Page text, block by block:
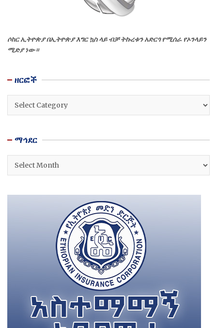
ሶከር ኢትዮጵያ በኢትዮጵያ እግር ኳስ ላይ ብቻ ትኩረቱን አድርጎ የሚሰራ የኦንላይን
ሚድያ ነው።
ዘርፎች
ዘርፎች
ማኅደር
ማኅደር